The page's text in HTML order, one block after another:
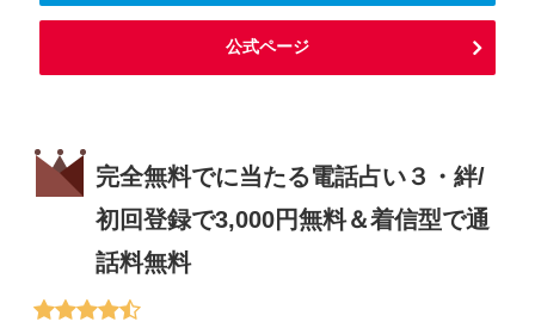
公式ページ
完全無料でに当たる電話占い３・絆/
初回登録で3,000円無料＆着信型で通
話料無料